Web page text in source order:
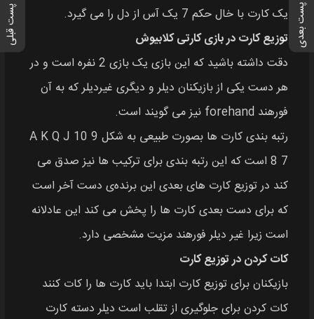
یک کارت با خال حکم 7 یک آس از دل‌ را می گیرد.
توزیع کارت در بازی کارتی کلابیوش
دقت داشته باشید که این بازی یک بازی 2 نفره است و در
هر دست یکی از بازیکنان دیلر و دیگری غیردیلر که به آن
فورهند forehand نیز می‌ گویند است.
رتبه بندی کارت ها بصورت طبیعی به شکل A K Q J 10 9
8 7 است که این رتبه‌ بندی برای ترکیب‌ ها نیز صدق می
کند در توزیع کارت‌ های بعدی این برنده‌ی دست آخر است
که برای دست بعدی کارت‌ ها را پخش می کند این عادلانه
است زیرا غیر دیلر فورهند مزیت مشخصی دارد.
کات کردن در توزیع کارت
بازیکنان برای توزیع کارت ابتدا باید کارت‌ ها را کات کنند
کات کردن برای جلوگیری از تقلب است دیلر دسته کارت
پست بعدی پست قبلی